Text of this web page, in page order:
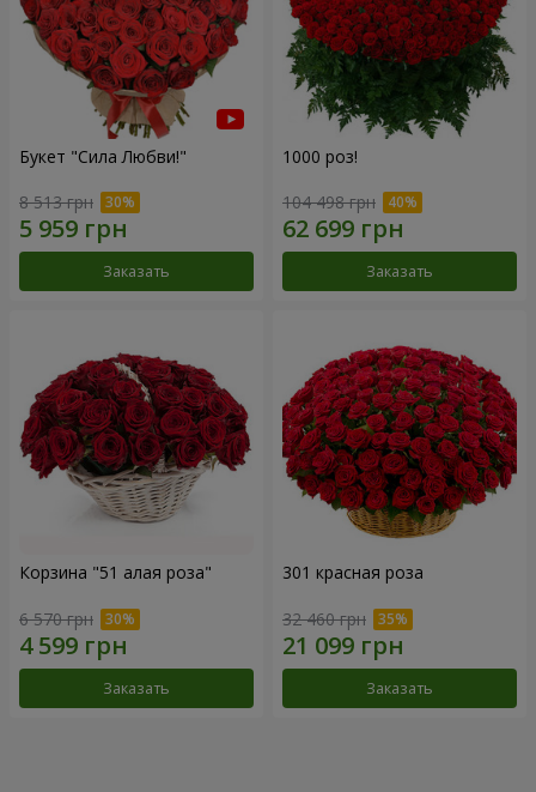
Букет "Сила Любви!"
8 513 грн
Заказать
1000 роз!
104 498 грн
Заказать
Корзина "51 алая роза"
6 570 грн
Заказать
301 красная роза
32 460 грн
Заказать